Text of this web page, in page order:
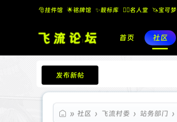
🎅挂件馆 🌟铭牌馆 ✨️靓标库 🧚‍♂️名人堂 🦄宝可梦
首页 社区
发布新帖
飞流论坛
» 社区 › 飞流村委 › 站务部门 ›